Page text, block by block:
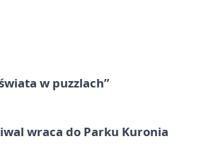
w puzzlach”
wraca do Parku Kuronia